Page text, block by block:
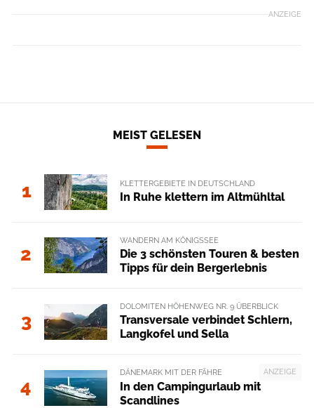
ANZEIGE
MEIST GELESEN
1 KLETTERGEBIETE IN DEUTSCHLAND
In Ruhe klettern im Altmühltal
2
WANDERN AM KÖNIGSSEE
Die 3 schönsten Touren & besten
Tipps für dein Bergerlebnis
3
DOLOMITEN HÖHENWEG NR. 9 ÜBERBLICK
Transversale verbindet Schlern,
Langkofel und Sella
4
ANZEIGE
DÄNEMARK MIT DER FÄHRE
In den Campingurlaub mit
Scandlines